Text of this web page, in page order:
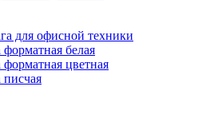
для офисной техники
форматная белая
форматная цветная
писчая